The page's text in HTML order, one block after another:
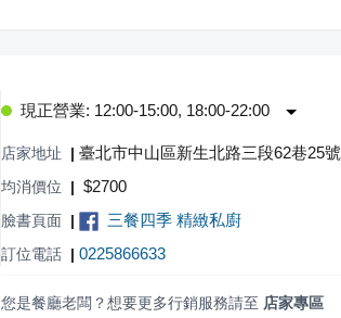
現正營業: 12:00-15:00, 18:00-22:00
店家地址 | 臺北市中山區新生北路三段62巷25號
均消價位 | $2700
臉書頁面 | 三餐四季 精緻私廚
訂位電話 | 0225866633
您是餐廳老闆？想要更多行銷服務請至 店家專區